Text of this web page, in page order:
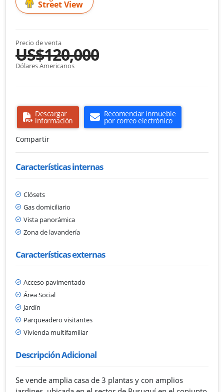
Street View
Precio de venta
US$120,000
Dólares Americanos
Descargar
información
Recomendar inmueble
por correo electrónico
Compartir
Características internas
Clósets
Gas domiciliario
Vista panorámica
Zona de lavandería
Características externas
Acceso pavimentado
Área Social
Jardín
Parqueadero visitantes
Vivienda multifamiliar
Descripción Adicional
Se vende amplia casa de 3 plantas y con amplios